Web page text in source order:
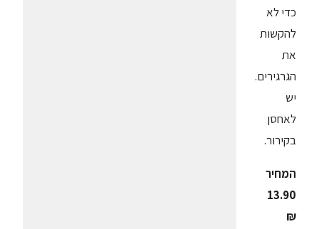
כדי לא
להקשות
את
הגרגירים.
יש
לאחסן
בקירור.
המחיר
13.90
₪